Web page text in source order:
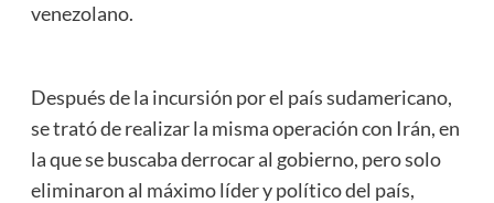
venezolano.
Después de la incursión por el país sudamericano,
se trató de realizar la misma operación con Irán, en
la que se buscaba derrocar al gobierno, pero solo
eliminaron al máximo líder y político del país,